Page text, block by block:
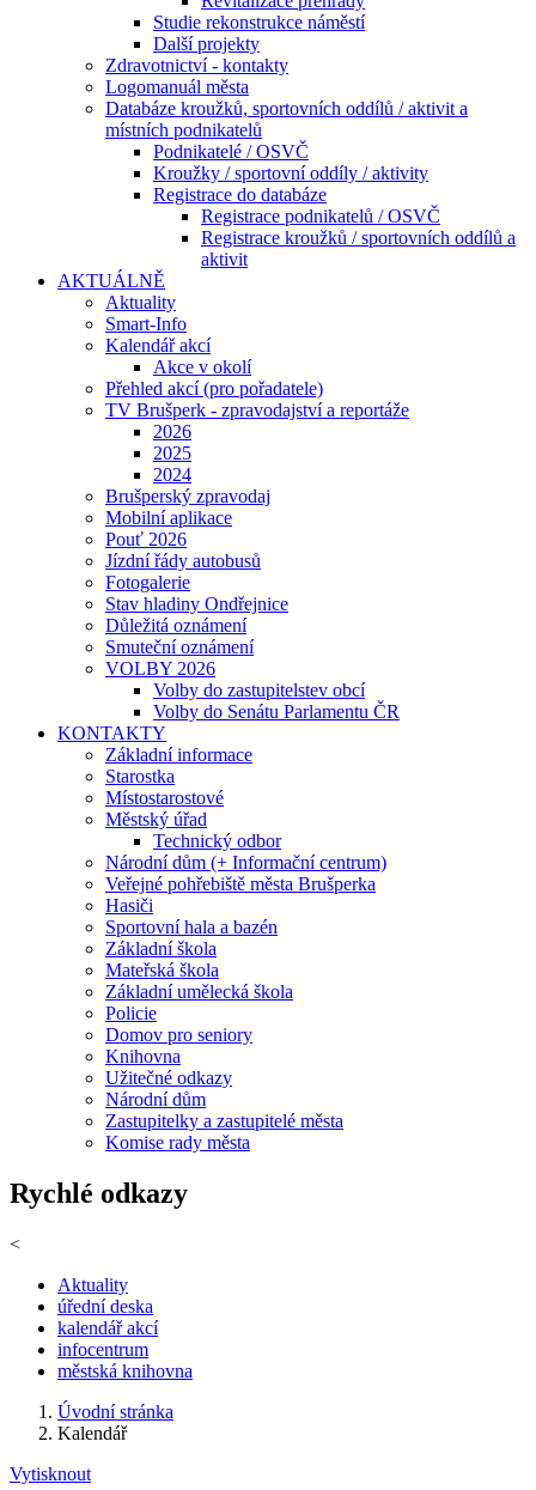
Studie rekonstrukce náměstí
Další projekty
Zdravotnictví - kontakty
Logomanuál města
Databáze kroužků, sportovních oddílů / aktivit a
místních podnikatelů
Podnikatelé / OSVČ
Kroužky / sportovní oddíly / aktivity
Registrace do databáze
Registrace podnikatelů / OSVČ
Registrace kroužků / sportovních oddílů a
aktivit
AKTUÁLNĚ
Aktuality
Smart-Info
Kalendář akcí
Akce v okolí
Přehled akcí (pro pořadatele)
TV Brušperk - zpravodajství a reportáže
2026
2025
2024
Brušperský zpravodaj
Mobilní aplikace
Pouť 2026
Jízdní řády autobusů
Fotogalerie
Stav hladiny Ondřejnice
Důležitá oznámení
Smuteční oznámení
VOLBY 2026
Volby do zastupitelstev obcí
Volby do Senátu Parlamentu ČR
KONTAKTY
Základní informace
Starostka
Místostarostové
Městský úřad
Technický odbor
Národní dům (+ Informační centrum)
Veřejné pohřebiště města Brušperka
Hasiči
Sportovní hala a bazén
Základní škola
Mateřská škola
Základní umělecká škola
Policie
Domov pro seniory
Knihovna
Užitečné odkazy
Národní dům
Zastupitelky a zastupitelé města
Komise rady města
Rychlé odkazy
<
Aktuality
úřední deska
kalendář akcí
infocentrum
městská knihovna
Úvodní stránka
Kalendář
Vytisknout